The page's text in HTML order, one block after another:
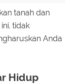
tanah dan
tidak
Anda
Hidup